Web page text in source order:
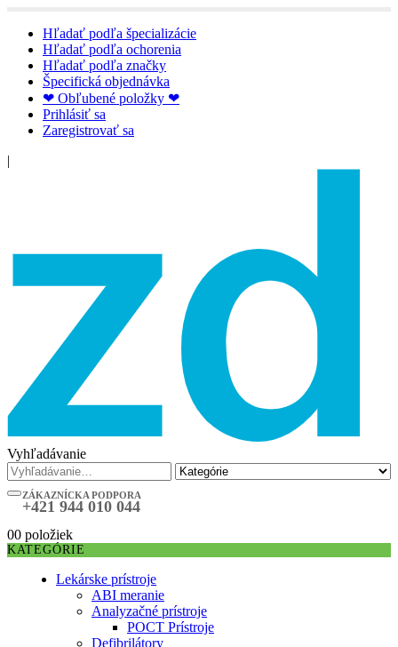
Hľadať podľa špecializácie
Hľadať podľa ochorenia
Hľadať podľa značky
Špecifická objednávka
❤ Obľubené položky ❤
Prihlásiť sa
Zaregistrovať sa
|
Vyhľadávanie
ZÁKAZNÍCKA PODPORA
+421 944 010 044
00 položiek
KATEGÓRIE
Lekárske prístroje
ABI meranie
Analyzačné prístroje
POCT Prístroje
Defibrilátory